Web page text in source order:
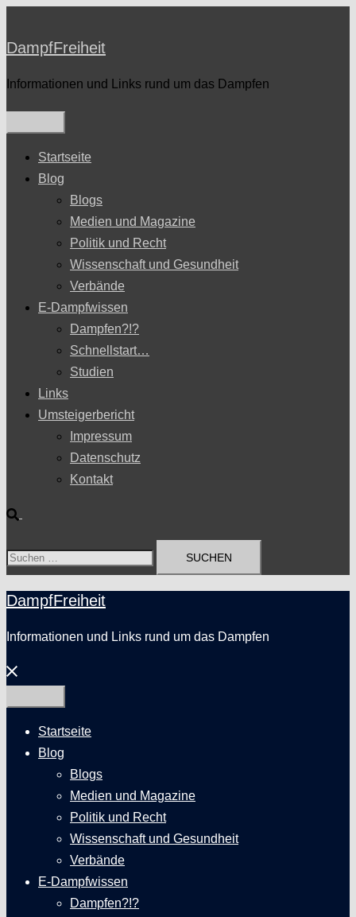
springen
DampfFreiheit
Informationen und Links rund um das Dampfen
Startseite
Blog
Blogs
Medien und Magazine
Politik und Recht
Wissenschaft und Gesundheit
Verbände
E-Dampfwissen
Dampfen?!?
Schnellstart…
Studien
Links
Umsteigerbericht
Impressum
Datenschutz
Kontakt
Suche
Suchen
DampfFreiheit
Informationen und Links rund um das Dampfen
Menü
schließen
Startseite
Blog
Blogs
Medien und Magazine
Politik und Recht
Wissenschaft und Gesundheit
Verbände
E-Dampfwissen
Dampfen?!?